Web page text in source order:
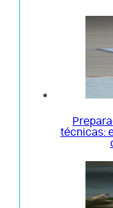
técnicas: